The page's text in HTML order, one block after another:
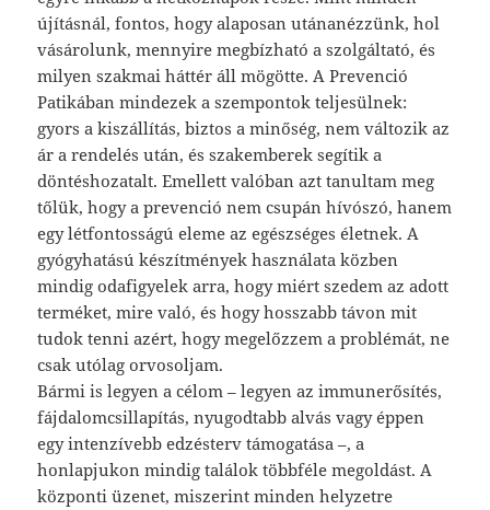
újításnál, fontos, hogy alaposan utánanézzünk, hol
vásárolunk, mennyire megbízható a szolgáltató, és
milyen szakmai háttér áll mögötte. A Prevenció
Patikában mindezek a szempontok teljesülnek:
gyors a kiszállítás, biztos a minőség, nem változik az
ár a rendelés után, és szakemberek segítik a
döntéshozatalt. Emellett valóban azt tanultam meg
tőlük, hogy a prevenció nem csupán hívószó, hanem
egy létfontosságú eleme az egészséges életnek. A
gyógyhatású készítmények használata közben
mindig odafigyelek arra, hogy miért szedem az adott
terméket, mire való, és hogy hosszabb távon mit
tudok tenni azért, hogy megelőzzem a problémát, ne
csak utólag orvosoljam.
Bármi is legyen a célom – legyen az immunerősítés,
fájdalomcsillapítás, nyugodtabb alvás vagy éppen
egy intenzívebb edzésterv támogatása –, a
honlapjukon mindig találok többféle megoldást. A
központi üzenet, miszerint minden helyzetre